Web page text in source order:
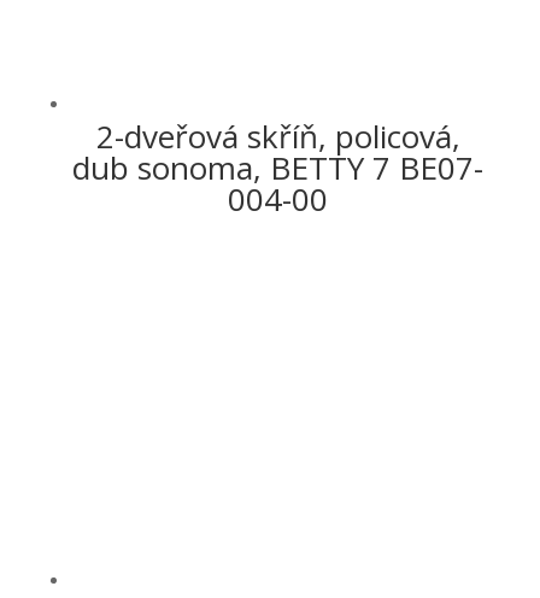
2-dveřová skříň, policová,
dub sonoma, BETTY 7 BE07-
004-00